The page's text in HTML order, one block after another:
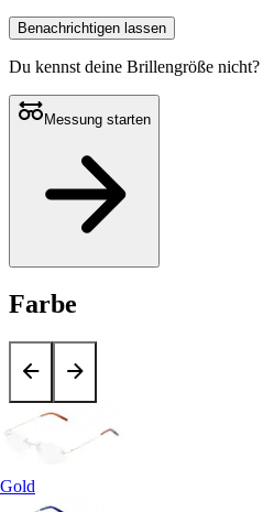
Benachrichtigen lassen
Du kennst deine Brillengröße nicht?
Messung starten
Farbe
Gold